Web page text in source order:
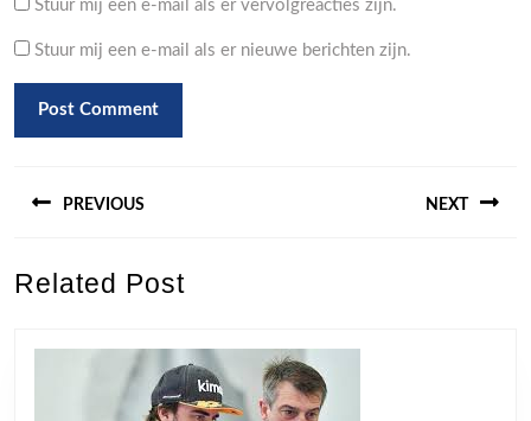
Stuur mij een e-mail als er vervolgreacties zijn.
Stuur mij een e-mail als er nieuwe berichten zijn.
PREVIOUS
post:
NEXT
Related Post